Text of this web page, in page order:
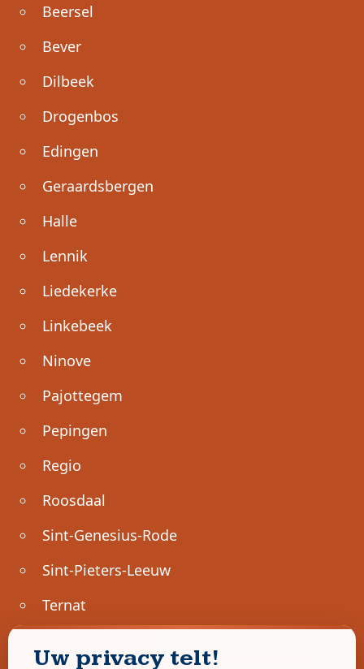
Beersel
Bever
Dilbeek
Drogenbos
Edingen
Geraardsbergen
Halle
Lennik
Liedekerke
Linkebeek
Ninove
Pajottegem
Pepingen
Regio
Roosdaal
Sint-Genesius-Rode
Sint-Pieters-Leeuw
Ternat
Uw privacy telt!